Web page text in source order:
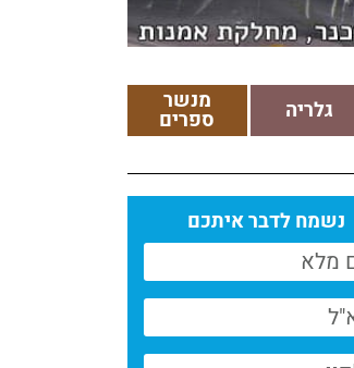
גלריה מנשר
ספרים
נשמח לדבר איתכם